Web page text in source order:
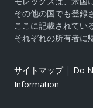
その他の国でも登録
ここに記載されてい
それぞれの所有者
サイトマップ| Do
Information